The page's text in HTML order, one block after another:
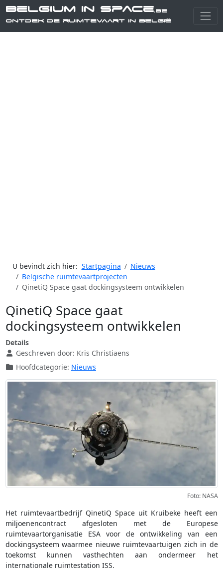
Belgium in Space.be
Ontdek de ruimtevaart in België
U bevindt zich hier: Startpagina
Nieuws
Belgische ruimtevaartprojecten
QinetiQ Space gaat dockingsysteem ontwikkelen
QinetiQ Space gaat
dockingsysteem ontwikkelen
Details
Geschreven door: Kris Christiaens
Hoofdcategorie: Nieuws
Foto: NASA
Het ruimtevaartbedrijf QinetiQ Space uit Kruibeke heeft een
miljoenencontract afgesloten met de Europese
ruimtevaartorganisatie ESA voor de ontwikkeling van een
dockingsysteem waarmee nieuwe ruimtevaartuigen zich in de
toekomst kunnen vasthechten aan ondermeer het
internationale ruimtestation ISS.